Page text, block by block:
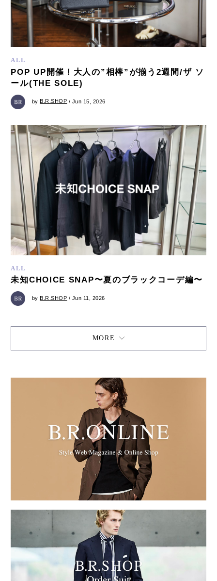
ALL
POP UP開催！大人の”相棒”が揃う2週間/ザ ソ
ール(THE SOLE)
by B.R.SHOP / Jun 15, 2026
ALL
未知CHOICE SNAP〜夏のブラックコーデ編〜
byB.R.SHOP / Jun 11, 2026
MORE